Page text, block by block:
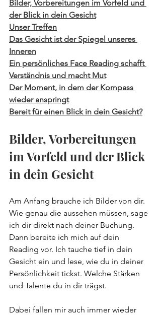
Bilder, Vorbereitungen im Vorfeld und
der Blick in dein Gesicht
Unser Treffen
Das Gesicht ist der Spiegel unseres
Inneren
Ein persönliches Face Reading schafft
Verständnis und macht Mut
Der Moment, in dem der Kompass
wieder anspringt
Bereit für einen Blick in dein Gesicht?
Bilder, Vorbereitungen
im Vorfeld und der Blick
in dein Gesicht
Am Anfang brauche ich Bilder von dir.
Wie genau die aussehen müssen, sage
ich dir direkt nach deiner Buchung.
Dann bereite ich mich auf dein
Reading vor. Ich tauche tief in dein
Gesicht ein und lese, wie du in deiner
Persönlichkeit tickst. Welche Stärken
und Talente du in dir trägst.
Dabei fallen mir auch immer wieder